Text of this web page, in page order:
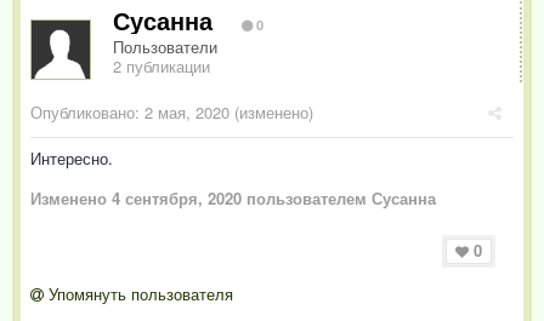
Сусанна 0
Пользователи
2 публикации
Опубликовано: 2 мая, 2020 (изменено)
Интересно.
Изменено 4 сентября, 2020 пользователем Сусанна
0
Упомянуть пользователя